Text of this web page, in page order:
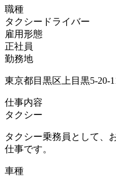
職種
タクシードライバー
雇用形態
正社員
勤務地
東京都目黒区上目黒5-20-
仕事内容
タクシー
タクシー乗務員として、
仕事です。
車種